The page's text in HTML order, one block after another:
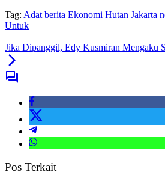
Tag: Adat berita Ekonomi Hutan Jakarta
Untuk
Jika Dipanggil, Edy Kusmiran Mengaku
Pos Terkait